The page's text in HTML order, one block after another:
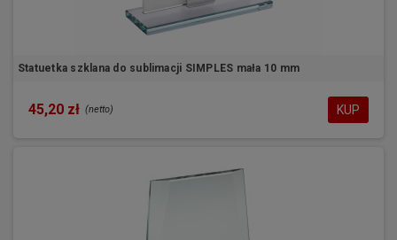
Statuetka szklana do sublimacji SIMPLES mała 10 mm
45,20 zł (netto) KUP